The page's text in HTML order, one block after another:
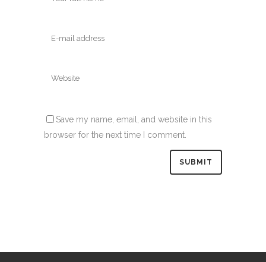
Save my name, email, and website in this
browser for the next time I comment.